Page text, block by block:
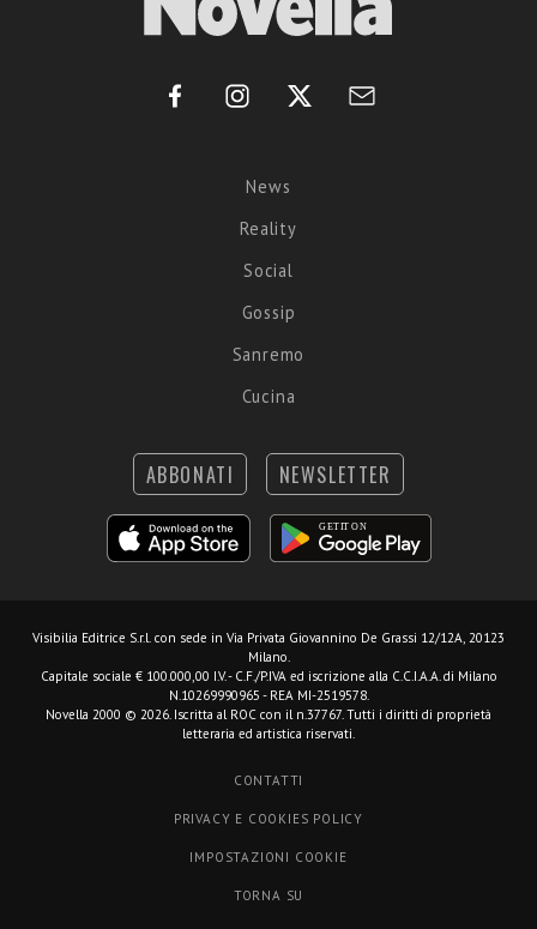
News
Reality
Social
Gossip
Sanremo
Cucina
ABBONATI NEWSLETTER
Visibilia Editrice S.r.l. con sede in Via Privata Giovannino De Grassi 12/12A, 20123
Milano.
Capitale sociale € 100.000,00 I.V. - C.F./P.IVA ed iscrizione alla C.C.I.A.A. di Milano
N.10269990965 - REA MI-2519578.
Novella 2000 © 2026. Iscritta al ROC con il n.37767. Tutti i diritti di proprietà
letteraria ed artistica riservati.
CONTATTI
PRIVACY E COOKIES POLICY
IMPOSTAZIONI COOKIE
TORNA SU